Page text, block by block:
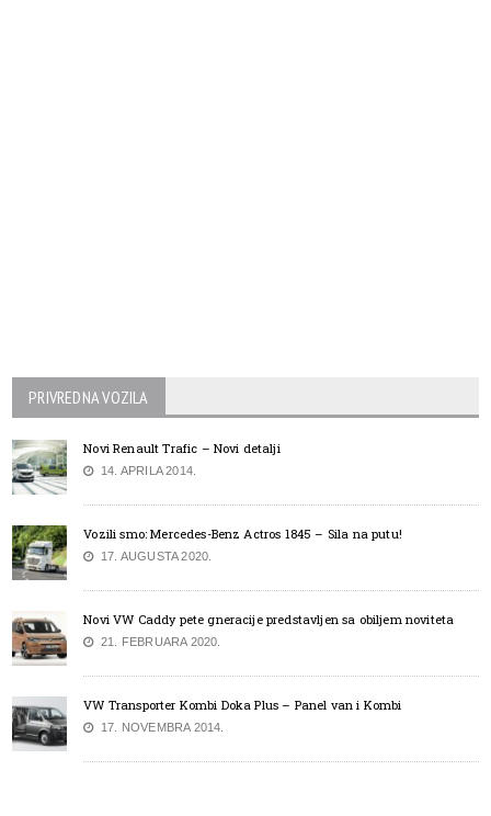
PRIVREDNA VOZILA
Novi Renault Trafic – Novi detalji
14. APRILA 2014.
Vozili smo: Mercedes-Benz Actros 1845 – Sila na putu!
17. AUGUSTA 2020.
Novi VW Caddy pete gneracije predstavljen sa obiljem noviteta
21. FEBRUARA 2020.
VW Transporter Kombi Doka Plus – Panel van i Kombi
17. NOVEMBRA 2014.